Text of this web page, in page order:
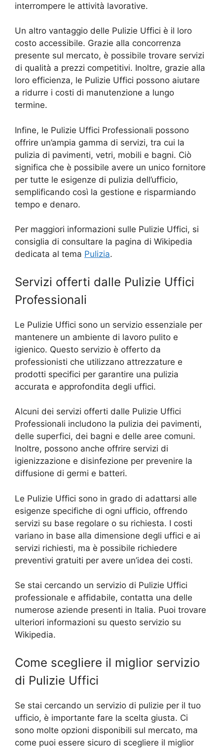
interrompere le attività lavorative.
Un altro vantaggio delle Pulizie Uffici è il loro
costo accessibile. Grazie alla concorrenza
presente sul mercato, è possibile trovare servizi
di qualità a prezzi competitivi. Inoltre, grazie alla
loro efficienza, le Pulizie Uffici possono aiutare
a ridurre i costi di manutenzione a lungo
termine.
Infine, le Pulizie Uffici Professionali possono
offrire un’ampia gamma di servizi, tra cui la
pulizia di pavimenti, vetri, mobili e bagni. Ciò
significa che è possibile avere un unico fornitore
per tutte le esigenze di pulizia dell’ufficio,
semplificando così la gestione e risparmiando
tempo e denaro.
Per maggiori informazioni sulle Pulizie Uffici, si
consiglia di consultare la pagina di Wikipedia
dedicata al tema Pulizia.
Servizi offerti dalle Pulizie Uffici
Professionali
Le Pulizie Uffici sono un servizio essenziale per
mantenere un ambiente di lavoro pulito e
igienico. Questo servizio è offerto da
professionisti che utilizzano attrezzature e
prodotti specifici per garantire una pulizia
accurata e approfondita degli uffici.
Alcuni dei servizi offerti dalle Pulizie Uffici
Professionali includono la pulizia dei pavimenti,
delle superfici, dei bagni e delle aree comuni.
Inoltre, possono anche offrire servizi di
igienizzazione e disinfezione per prevenire la
diffusione di germi e batteri.
Le Pulizie Uffici sono in grado di adattarsi alle
esigenze specifiche di ogni ufficio, offrendo
servizi su base regolare o su richiesta. I costi
variano in base alla dimensione degli uffici e ai
servizi richiesti, ma è possibile richiedere
preventivi gratuiti per avere un’idea dei costi.
Se stai cercando un servizio di Pulizie Uffici
professionale e affidabile, contatta una delle
numerose aziende presenti in Italia. Puoi trovare
ulteriori informazioni su questo servizio su
Wikipedia.
Come scegliere il miglior servizio
di Pulizie Uffici
Se stai cercando un servizio di pulizie per il tuo
ufficio, è importante fare la scelta giusta. Ci
sono molte opzioni disponibili sul mercato, ma
come puoi essere sicuro di scegliere il miglior